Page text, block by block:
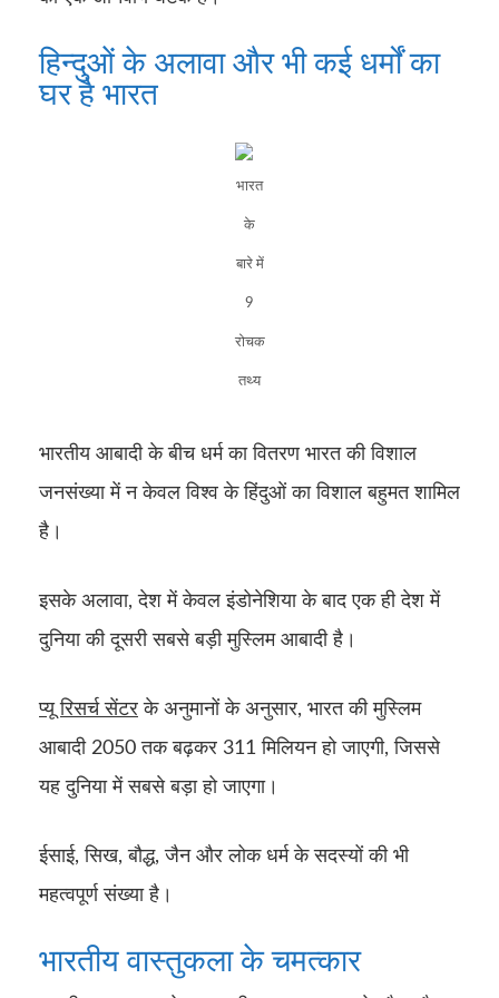
हिन्दुओं के अलावा और भी कई धर्मों का
घर है भारत
भारत
के
बारे में
9
रोचक
तथ्य
भारतीय आबादी के बीच धर्म का वितरण भारत की विशाल
जनसंख्या में न केवल विश्व के हिंदुओं का विशाल बहुमत शामिल
है।
इसके अलावा, देश में केवल इंडोनेशिया के बाद एक ही देश में
दुनिया की दूसरी सबसे बड़ी मुस्लिम आबादी है।
प्यू रिसर्च सेंटर के अनुमानों के अनुसार, भारत की मुस्लिम
आबादी 2050 तक बढ़कर 311 मिलियन हो जाएगी, जिससे
यह दुनिया में सबसे बड़ा हो जाएगा।
ईसाई, सिख, बौद्ध, जैन और लोक धर्म के सदस्यों की भी
महत्वपूर्ण संख्या है।
भारतीय वास्तुकला के चमत्कार